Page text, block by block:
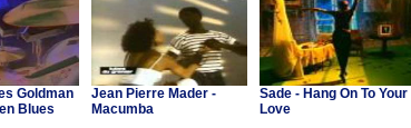
Goldman
Blues
Jean Pierre Mader -
Macumba
Sade - Hang On To Your
Love